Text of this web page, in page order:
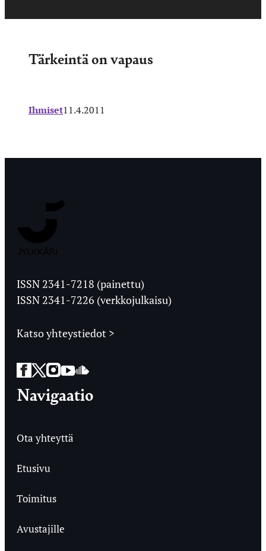
Tärkeintä on vapaus
Ihmiset11.4.2011
Ylioppilaslehti
ISSN 2341-7218 (painettu)
ISSN 2341-7226 (verkkojulkaisu)
Katso yhteystiedot >
Facebook
Twitter
Instagram
YouTube
SoundCloud
Navigaatio
Ota yhteyttä
Etusivu
Toimitus
Avustajille